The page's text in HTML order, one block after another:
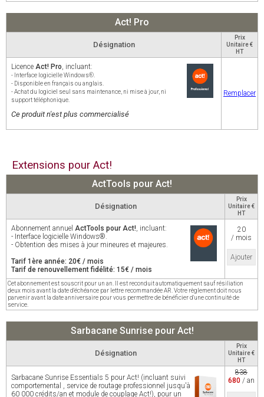
Act! Pro
Désignation
Prix
Unitaire €
HT
Licence Act! Pro, incluant:
- Interface logicielle Windows®.
- Disponible en français ou anglais.
- Achat du logiciel seul sans maintenance, ni mise à jour, ni
support téléphonique.
Ce produit n'est plus commercialisé
Remplacer
Extensions pour Act!
ActTools pour Act!
Désignation
Prix
Unitaire €
HT
Abonnement annuel ActTools pour Act!, incluant:
- Interface logicielle Windows®.
- Obtention des mises à jour mineures et majeures.
Tarif 1ère année: 20€ / mois
Tarif de renouvellement fidélité: 15€ / mois
20
/ mois
Ajouter
Cet abonnement est souscrit pour un an. Il est reconduit automatiquement sauf résiliation
deux mois avant la date d'échéance par lettre recommandée AR. Votre règlement doit nous
parvenir avant la date anniversaire pour vous permettre de bénéficier d'une continuité de
service.
Sarbacane Sunrise pour Act!
Désignation
Prix
Unitaire €
HT
Sarbacane Sunrise Essentials 5 pour Act! (incluant suivi
comportemental , service de routage professionnel jusqu'à
60 000 crédits/an et module de couplage Act!), pour un
838
680 / an